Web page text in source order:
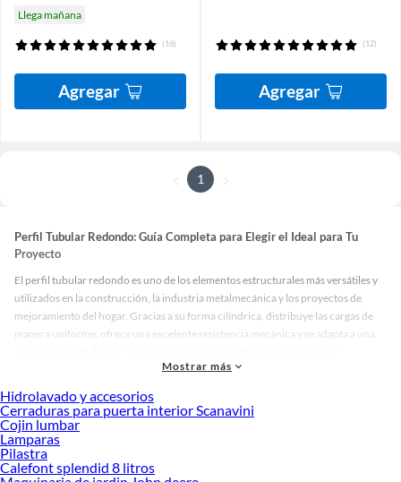
Llega mañana
(16)
Agregar
(12)
Agregar
1
Perfil Tubular Redondo: Guía Completa para Elegir el Ideal para Tu
Proyecto
El perfil tubular redondo es uno de los elementos estructurales más versátiles y
utilizados en la construcción, la industria metalmecánica y los proyectos de
mejoramiento del hogar. Gracias a su forma cilíndrica, distribuye las cargas de
manera uniforme, ofrece una excelente resistencia mecánica y se adapta a una
estructuras portantes y mobiliario. Si está buscando el perfil tubular redondo
características, materiales, medidas disponibles y criterios de selección para que
tome la mejor decisión.
¿Qué Es un Perfil Tubular Redondo?
Mostrar más
Hidrolavado y accesorios
Cerraduras para puerta interior Scanavini
Cojin lumbar
Lamparas
Pilastra
Calefont splendid 8 litros